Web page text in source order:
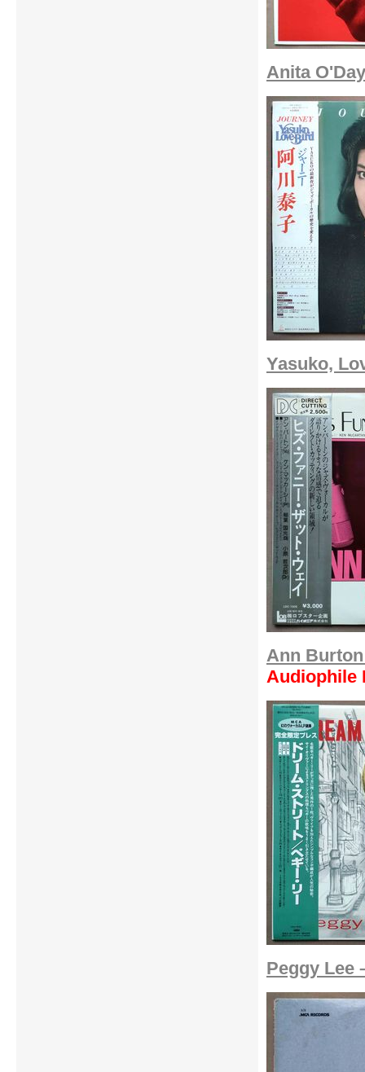
Anita
Yasuko,
Ann Burton
Audiophile
Peggy Lee